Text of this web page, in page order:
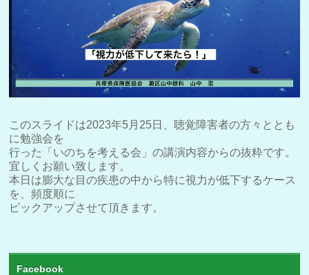
このスライドは2023年5月25日、聴覚障害者の方々ととも
に勉強会を
行った「いのちを考える会」の講演内容からの抜粋です。
宜しくお願い致します。
本日は膨大な目の疾患の中から特に視力が低下するケース
を、頻度順に
ピックアップさせて頂きます。
Facebook